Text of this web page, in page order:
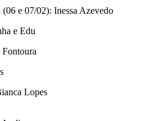
e 07/02): Inessa Azevedo
e Edu
Fontoura
Lopes